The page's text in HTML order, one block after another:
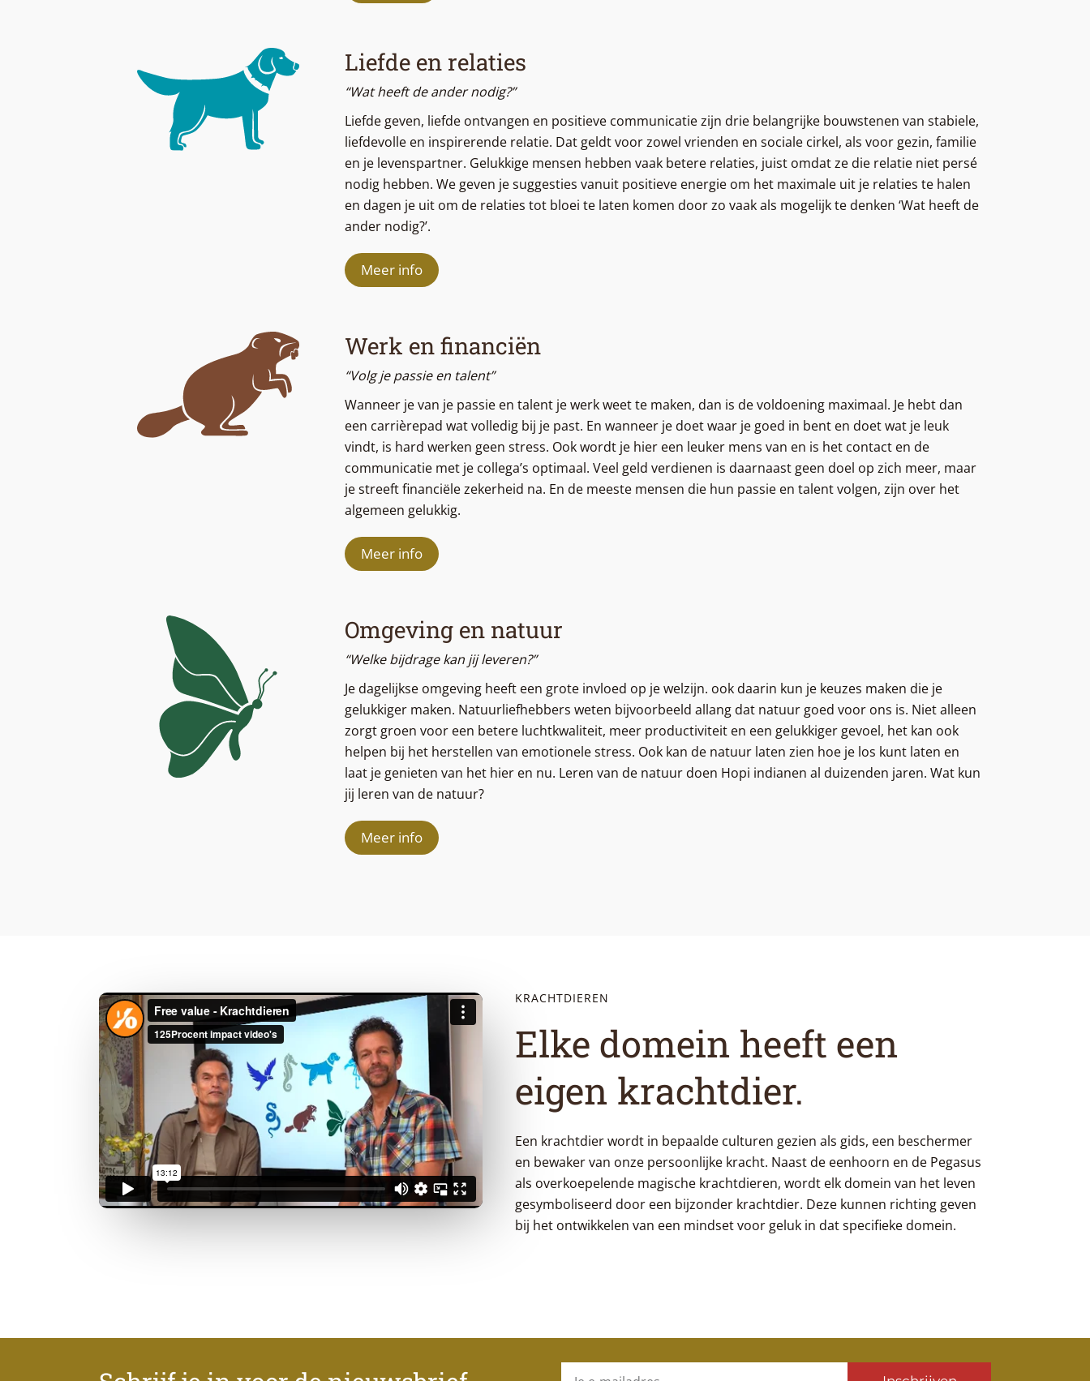
Liefde en relaties
“Wat heeft de ander nodig?”
Liefde geven, liefde ontvangen en positieve communicatie zijn drie belangrijke bouwstenen van stabiele,
liefdevolle en inspirerende relatie. Dat geldt voor zowel vrienden en sociale cirkel, als voor gezin, familie
en je levenspartner. Gelukkige mensen hebben vaak betere relaties, juist omdat ze die relatie niet persé
nodig hebben. We geven je suggesties vanuit positieve energie om het maximale uit je relaties te halen
en dagen je uit om de relaties tot bloei te laten komen door zo vaak als mogelijk te denken ‘Wat heeft de
ander nodig?’.
Meer info
Werk en financiën
“Volg je passie en talent”
Wanneer je van je passie en talent je werk weet te maken, dan is de voldoening maximaal. Je hebt dan
een carrièrepad wat volledig bij je past. En wanneer je doet waar je goed in bent en doet wat je leuk
vindt, is hard werken geen stress. Ook wordt je hier een leuker mens van en is het contact en de
communicatie met je collega’s optimaal. Veel geld verdienen is daarnaast geen doel op zich meer, maar
je streeft financiële zekerheid na. En de meeste mensen die hun passie en talent volgen, zijn over het
algemeen gelukkig.
Meer info
Omgeving en natuur
“Welke bijdrage kan jij leveren?”
Je dagelijkse omgeving heeft een grote invloed op je welzijn. ook daarin kun je keuzes maken die je
gelukkiger maken. Natuurliefhebbers weten bijvoorbeeld allang dat natuur goed voor ons is. Niet alleen
zorgt groen voor een betere luchtkwaliteit, meer productiviteit en een gelukkiger gevoel, het kan ook
helpen bij het herstellen van emotionele stress. Ook kan de natuur laten zien hoe je los kunt laten en
laat je genieten van het hier en nu. Leren van de natuur doen Hopi indianen al duizenden jaren. Wat kun
jij leren van de natuur?
Meer info
KRACHTDIEREN
Elke domein heeft een
eigen krachtdier.
Een krachtdier wordt in bepaalde culturen gezien als gids, een beschermer
en bewaker van onze persoonlijke kracht. Naast de eenhoorn en de Pegasus
als overkoepelende magische krachtdieren, wordt elk domein van het leven
gesymboliseerd door een bijzonder krachtdier. Deze kunnen richting geven
bij het ontwikkelen van een mindset voor geluk in dat specifieke domein.